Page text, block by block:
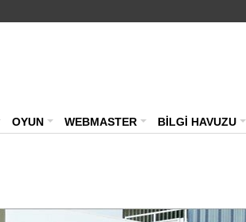
OYUN WEBMASTER BİLGİ HAVUZU